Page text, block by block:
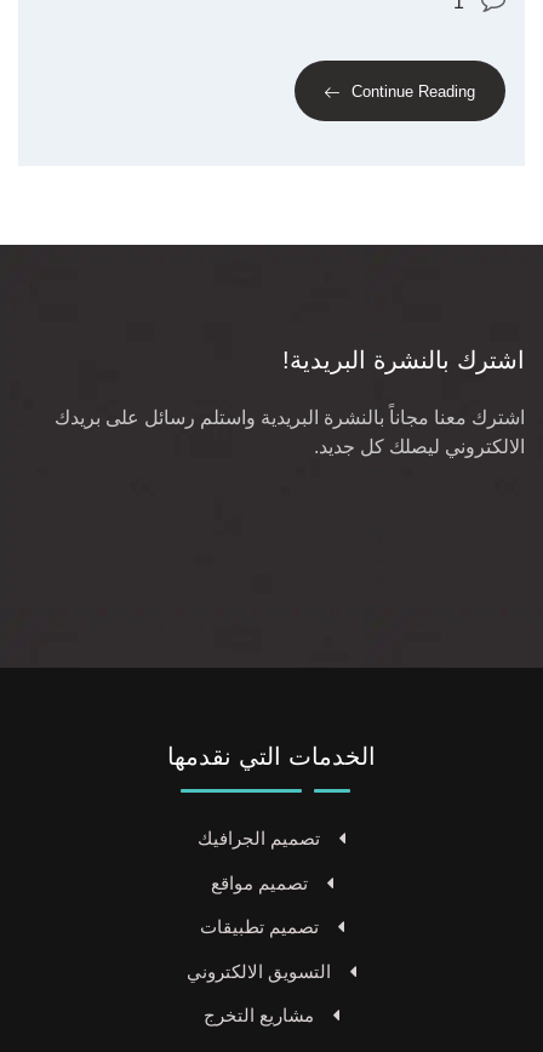
Continue Reading
اشترك بالنشرة البريدية!
اشترك معنا مجاناً بالنشرة البريدية واستلم رسائل على بريدك
الالكتروني ليصلك كل جديد.
الخدمات التي نقدمها
تصميم الجرافيك
تصميم مواقع
تصميم تطبيقات
التسويق الالكتروني
مشاريع التخرج